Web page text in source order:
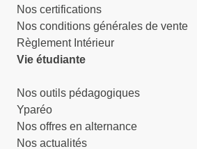
Nos certifications
Nos conditions générales de vente
Règlement Intérieur
Vie étudiante
Nos outils pédagogiques
Yparéo
Nos offres en alternance
Nos actualités